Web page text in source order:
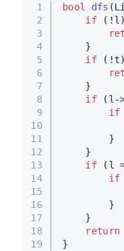
1
2
3
4
5
6
7
8
9
10
11
12
13
14
15
16
17
18
19
bool dfs
if
    }
if
    }
if (l-
if
        }
    }
if (l
if
        }
    }
return
}